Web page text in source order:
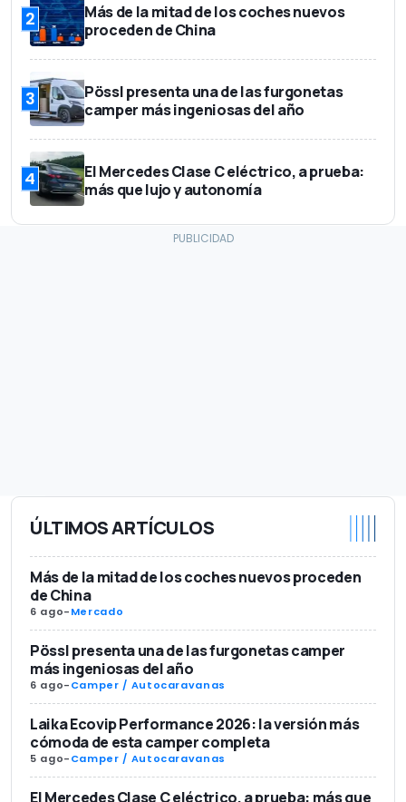
2
Más de la mitad de los coches nuevos
proceden de China
3
Pössl presenta una de las furgonetas
camper más ingeniosas del año
4
El Mercedes Clase C eléctrico, a prueba:
más que lujo y autonomía
ÚLTIMOS ARTÍCULOS
Más de la mitad de los coches nuevos proceden
de China
6 ago-Mercado
Pössl presenta una de las furgonetas camper
más ingeniosas del año
6 ago-Camper / Autocaravanas
Laika Ecovip Performance 2026: la versión más
cómoda de esta camper completa
5 ago-Camper / Autocaravanas
El Mercedes Clase C eléctrico, a prueba: más que